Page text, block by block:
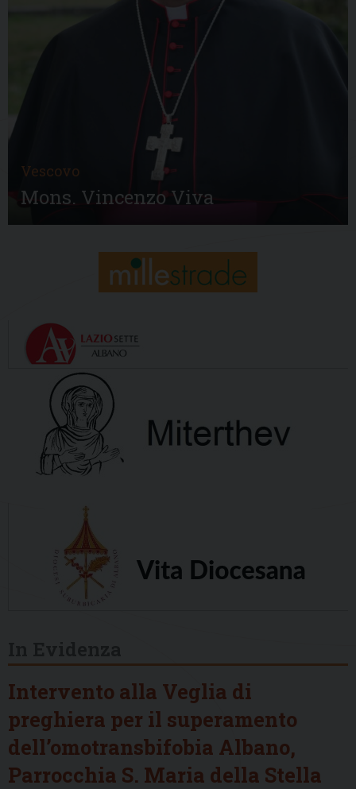
Vescovo
Mons. Vincenzo Viva
Intervento alla Veglia di
preghiera per il superamento
dell’omotransbifobia Albano,
Parrocchia S. Maria della Stella